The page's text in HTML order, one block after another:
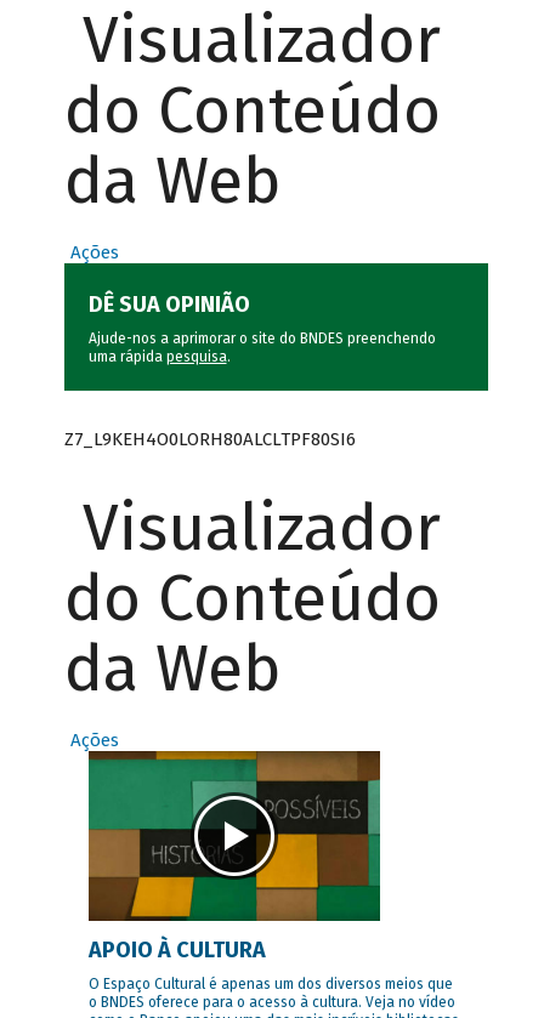
Visualizador
do Conteúdo
da Web
Ações
DÊ SUA OPINIÃO
Ajude-nos a aprimorar o site do BNDES preenchendo
uma rápida pesquisa.
Z7_L9KEH4O0LORH80ALCLTPF80SI6
Visualizador
do Conteúdo
da Web
Ações
APOIO À CULTURA
O Espaço Cultural é apenas um dos diversos meios que
o BNDES oferece para o acesso à cultura. Veja no vídeo